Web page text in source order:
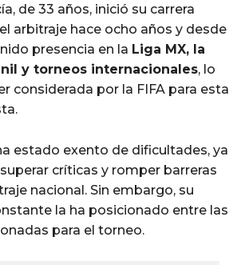
de 33 años, inició su carrera
arbitraje hace ocho años y desde
presencia en la Liga MX, la
y torneos internacionales, lo
considerada por la FIFA para esta
estado exento de dificultades, ya
críticas y romper barreras
nacional. Sin embargo, su
la ha posicionado entre las
para el torneo.